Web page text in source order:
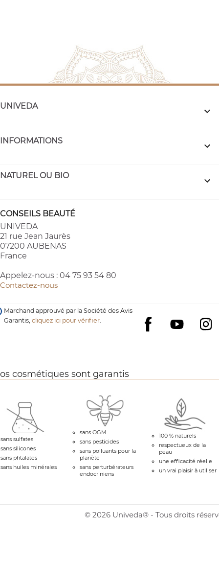
UNIVEDA 
INFORMATIONS 
NATUREL OU BIO 
CONSEILS BEAUTÉ
UNIVEDA
21 rue Jean Jaurès
07200 AUBENAS
France
Appelez-nous : 04 75 93 54 80
Contactez-nous
Facebook
YouTube
Marchand approuvé par la Société des Avis
Garantis,cliquez ici pour vérifier.
cosmétiques sont garantis
sans sulfates
sans silicones
sans phtalates
sans huiles minérales
sans OGM
sans pesticides
sans polluants pour la
planète
sans perturbérateurs
endocriniens
100 % naturels
respectueux de la
peau
une efficacité réelle
un vrai plaisir à utiliser
© 2026 Univeda® - Tous droits